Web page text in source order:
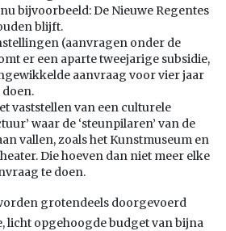
bijvoorbeeld: De Nieuwe Regentes
blijft.
(aanvragen onder de
er een aparte tweejarige subsidie,
aanvraag voor vier jaar
doen.
vaststellen van een culturele
waar de ‘steunpilaren’ van de
vallen, zoals het Kunstmuseum en
Die hoeven dan niet meer elke
te doen.
grotendeels doorgevoerd
licht opgehoogde budget van bijna